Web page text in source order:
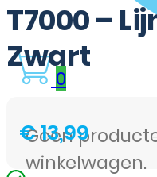
0
Geen
winkelwagen.
T7000 –
Zwart
€13,99